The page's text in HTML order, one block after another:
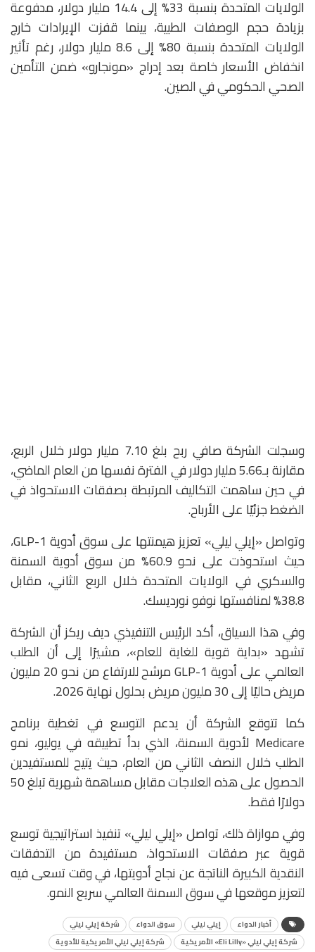
الولايات المتحدة بنسبة 33% إلى 14.4 مليار دولار، مدفوعة
بزيادة حجم الوصفات الطبية، بينما قفزت الإيرادات خارج
الولايات المتحدة بنسبة 80% إلى 8.6 مليار دولار، رغم تأثير
انخفاض الأسعار خاصة بعد إدراج «مونجارو» ضمن التأمين
الصحي الحكومي في الصين.
وسجلت الشركة صافي ربح بلغ 7.10 مليار دولار خلال الربع،
مقارنة بـ5.66 مليار دولار في الفترة نفسها من العام الماضي،
في حين ساهمت التكاليف المرتبطة بصفقات الاستحواذ في
الضغط جزئيًا على الأرباح.
وتواصل «إيلي ليلي» تعزيز هيمنتها على سوق أدوية GLP-1،
حيث استحوذت على نحو 60.9% من سوق أدوية السمنة
والسكري في الولايات المتحدة خلال الربع الثاني، مقابل
38.8% لمنافستها
نوفو نورديسك.
وفي هذا السياق، أكد الرئيس التنفيذي ديف ريكز أن الشركة
تشهد «بداية قوية للغاية للعام»، مشيرًا إلى أن الطلب
العالمي على أدوية GLP-1 مرشح للارتفاع من نحو 20 مليون
مريض حاليًا إلى 30 مليون مريض بحلول نهاية 2026.
كما تتوقع الشركة أن يدعم التوسع في تغطية برنامج
Medicare لأدوية السمنة، الذي بدأ تطبيقه في يوليو، نمو
الطلب خلال النصف الثاني من العام، حيث يتيح للمستفيدين
الحصول على هذه العلاجات مقابل مساهمة شهرية تبلغ 50
دولارًا فقط.
وفي موازاة ذلك، تواصل «إيلي ليلي» تنفيذ استراتيجية توسع
قوية عبر صفقات الاستحواذ، مستفيدة من التدفقات
النقدية الكبيرة الناتجة عن نجاح أدويتها، في وقت تسعى فيه
لتعزيز موقعها في سوق السمنة العالمي سريع النمو.
أخبار الدواء إيلي ليلي سوق الدواء
شركة إيلي ليلي
شركة إيلي ليلي «Eli Lilly» الأمريكية
شركة إيلي ليلي الأمريكية للأدوية